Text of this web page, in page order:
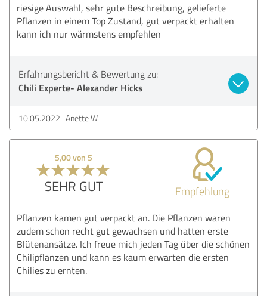
riesige Auswahl, sehr gute Beschreibung, gelieferte
Pflanzen in einem Top Zustand, gut verpackt erhalten
kann ich nur wärmstens empfehlen
Erfahrungsbericht & Bewertung zu:
Chili Experte- Alexander Hicks
10.05.2022 Anette W.
5,00 von 5
SEHR GUT Empfehlung
Pflanzen kamen gut verpackt an. Die Pflanzen waren
zudem schon recht gut gewachsen und hatten erste
Blütenansätze. Ich freue mich jeden Tag über die schönen
Chilipflanzen und kann es kaum erwarten die ersten
Chilies zu ernten.